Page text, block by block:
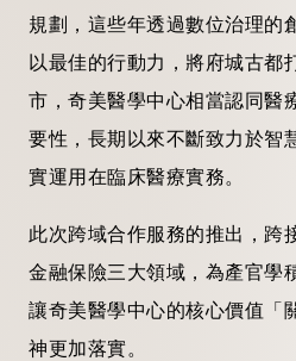
規劃，這些年透過數位治理的
以最佳的行動力，將府城古都
市，奇美醫學中心相當認同醫
要性，長期以來不斷致力於智
實運用在臨床醫療實務。
此次跨域合作服務的推出，跨
金融保險三大領域，為產官學
讓奇美醫學中心的核心價值「
神更加落實。